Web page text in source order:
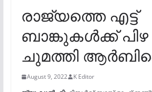
രാജ്യത്തെ എട്ട്
ബാങ്കുകൾക്ക് പിഴ
ചുമത്തി
August 9, 2022 K Editor